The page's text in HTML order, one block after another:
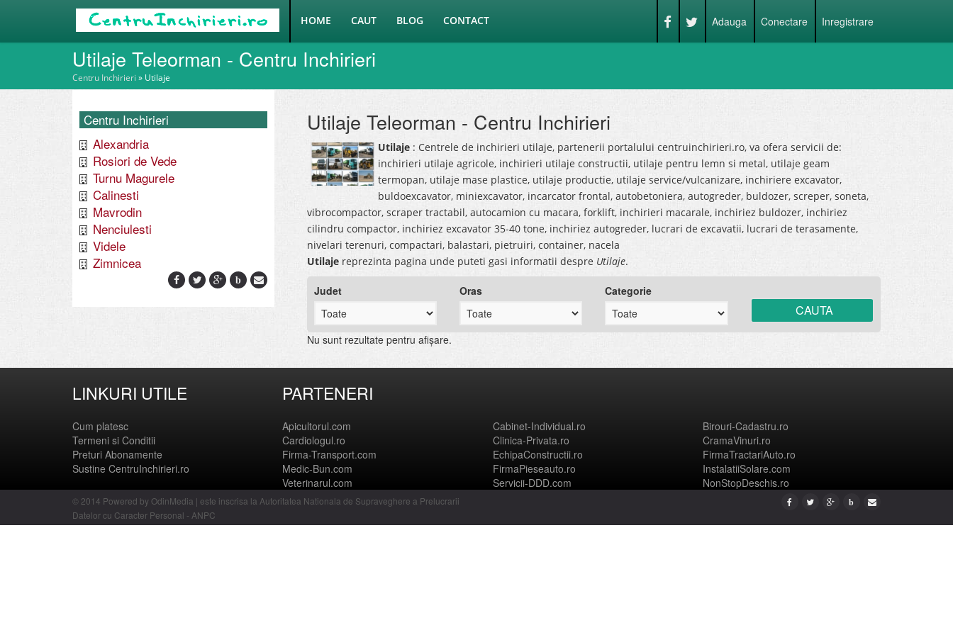
Adauga Conectare Inregistrare
HOME CAUT BLOG CONTACT
Utilaje Teleorman - Centru Inchirieri
Centru Inchirieri » Utilaje
Centru Inchirieri
Alexandria
Rosiori de Vede
Turnu Magurele
Calinesti
Mavrodin
Nenciulesti
Videle
Zimnicea
b
Utilaje Teleorman - Centru Inchirieri
Utilaje : Centrele de inchirieri utilaje, partenerii portalului centruinchirieri.ro, va ofera servicii de:
inchirieri utilaje agricole, inchirieri utilaje constructii, utilaje pentru lemn si metal, utilaje geam
termopan, utilaje mase plastice, utilaje productie, utilaje service/vulcanizare, inchiriere excavator,
buldoexcavator, miniexcavator, incarcator frontal, autobetoniera, autogreder, buldozer, screper, soneta,
vibrocompactor, scraper tractabil, autocamion cu macara, forklift, inchirieri macarale, inchiriez buldozer, inchiriez
cilindru compactor, inchiriez excavator 35-40 tone, inchiriez autogreder, lucrari de excavatii, lucrari de terasamente,
nivelari terenuri, compactari, balastari, pietruiri, container, nacela
Utilaje reprezinta pagina unde puteti gasi informatii despre Utilaje.
Judet Oras Categorie
Nu sunt rezultate pentru afişare.
LINKURI UTILE
Cum platesc
Termeni si Conditii
Preturi Abonamente
Sustine CentruInchirieri.ro
PARTENERI
Apicultorul.com
Cardiologul.ro
Firma-Transport.com
Medic-Bun.com
Veterinarul.com
Cabinet-Individual.ro
Clinica-Privata.ro
EchipaConstructii.ro
FirmaPieseauto.ro
Servicii-DDD.com
Birouri-Cadastru.ro
CramaVinuri.ro
FirmaTractariAuto.ro
InstalatiiSolare.com
NonStopDeschis.ro
© 2014 Powered by OdinMedia | este inscrisa la Autoritatea Nationala de Supraveghere a Prelucrarii
Datelor cu Caracter Personal - ANPC
b